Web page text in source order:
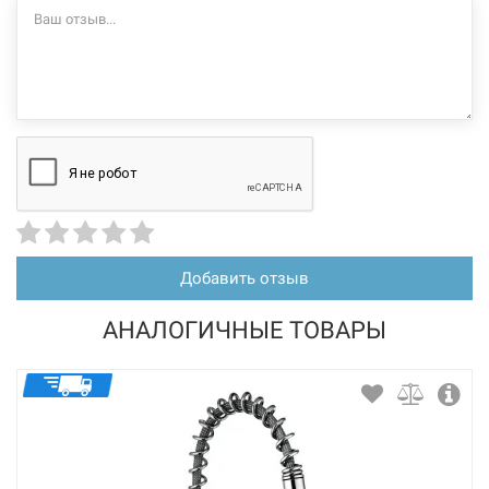
Артикул: 226451
BLANCO Смеситель для кухни однорычажный с
выдвижным изливом LINEE-S хром/темная скала
(518804)
15759 грн
Нет в наличии
Добавить отзыв
АНАЛОГИЧНЫЕ ТОВАРЫ